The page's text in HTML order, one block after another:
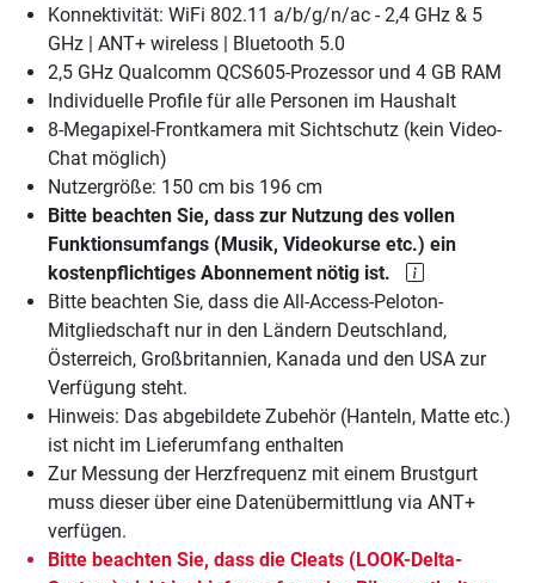
Konnektivität: WiFi 802.11 a/b/g/n/ac - 2,4 GHz & 5
GHz | ANT+ wireless | Bluetooth 5.0
2,5 GHz Qualcomm QCS605-Prozessor und 4 GB RAM
Individuelle Profile für alle Personen im Haushalt
8-Megapixel-Frontkamera mit Sichtschutz (kein Video-
Chat möglich)
Nutzergröße: 150 cm bis 196 cm
Bitte beachten Sie, dass zur Nutzung des vollen
Funktionsumfangs (Musik, Videokurse etc.) ein
kostenpflichtiges Abonnement nötig ist.
Bitte beachten Sie, dass die All-Access-Peloton-
Mitgliedschaft nur in den Ländern Deutschland,
Österreich, Großbritannien, Kanada und den USA zur
Verfügung steht.
Hinweis: Das abgebildete Zubehör (Hanteln, Matte etc.)
ist nicht im Lieferumfang enthalten
Zur Messung der Herzfrequenz mit einem Brustgurt
muss dieser über eine Datenübermittlung via ANT+
verfügen.
Bitte beachten Sie, dass die Cleats (LOOK-Delta-